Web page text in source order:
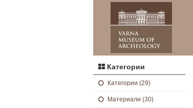
Категории
Категории (29)
Материали (30)